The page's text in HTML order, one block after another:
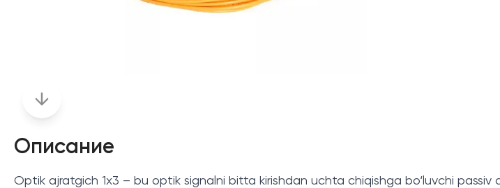
Описание
Optik ajratgich 1x3 – bu optik signalni bitta kirishdan uchta chiqishga bo‘luvchi